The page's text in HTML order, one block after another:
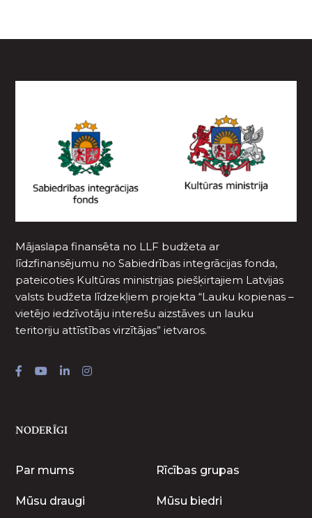
Mājaslapa finansēta no LLF budžeta ar
līdzfinansējumu no Sabiedrības integrācijas fonda,
pateicoties Kultūras ministrijas piešķirtajiem Latvijas
valsts budžeta līdzekļiem projekta “Lauku kopienas –
vietējo iedzīvotāju interešu aizstāves un lauku
teritoriju attīstības virzītājas” ietvaros.
NODERĪGI
Par mums Rīcības grupas
Mūsu draugi Mūsu biedri